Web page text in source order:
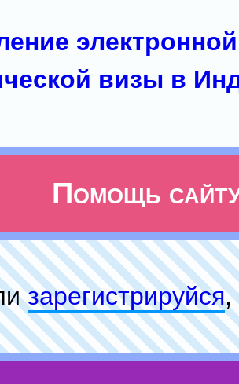
электронной
визы в
Помощь
зарeгиcтpируйся,